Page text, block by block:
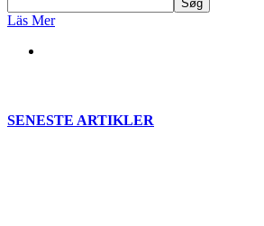
Läs Mer
SENESTE ARTIKLER